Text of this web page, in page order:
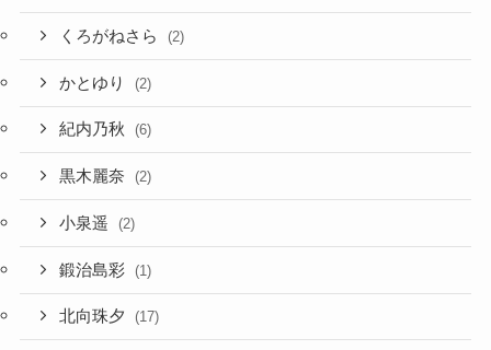
くろがねさら (2)
かとゆり (2)
紀内乃秋 (6)
黒木麗奈 (2)
小泉遥 (2)
鍛治島彩 (1)
北向珠夕 (17)